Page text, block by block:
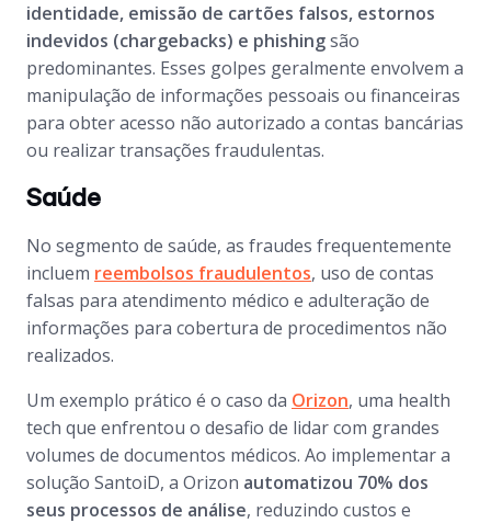
identidade, emissão de cartões falsos, estornos
indevidos (chargebacks) e phishingsão
predominantes. Esses golpes geralmente envolvem a
manipulação de informações pessoais ou financeiras
para obter acesso não autorizado a contas bancárias
ou realizar transações fraudulentas.
Saúde
No segmento de saúde, as fraudes frequentemente
incluem reembolsos fraudulentos, uso de contas
falsas para atendimento médico e adulteração de
informações para cobertura de procedimentos não
realizados.
Um exemplo prático é o caso da Orizon, uma health
tech que enfrentou o desafio de lidar com grandes
volumes de documentos médicos. Ao implementar a
solução SantoiD, a Orizon automatizou 70% dos
seus processos de análise, reduzindo custos e